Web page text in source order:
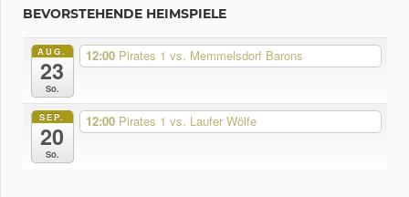
BEVORSTEHENDE HEIMSPIELE
AUG.
23
So.
12:00 Pirates 1 vs. Memmelsdorf Barons
SEP.
20
So.
12:00 Pirates 1 vs. Laufer Wölfe